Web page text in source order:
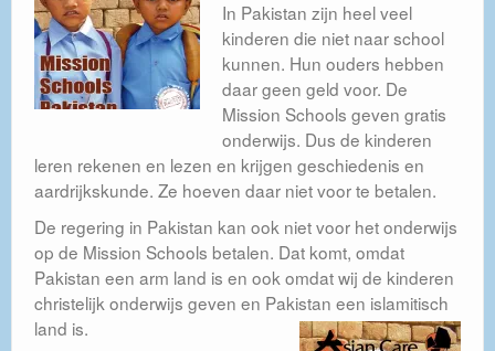
Contact
Publicatieplicht Standaardformulier ANBI
In Pakistan zijn heel veel
kinderen die niet naar school
kunnen. Hun ouders hebben
daar geen geld voor. De
Mission Schools geven gratis
onderwijs. Dus de kinderen
leren rekenen en lezen en krijgen geschiedenis en
aardrijkskunde. Ze hoeven daar niet voor te betalen.
De regering in Pakistan kan ook niet voor het onderwijs
op de Mission Schools betalen. Dat komt, omdat
Pakistan een arm land is en ook omdat wij de kinderen
christelijk onderwijs geven en Pakistan een islamitisch
land is.